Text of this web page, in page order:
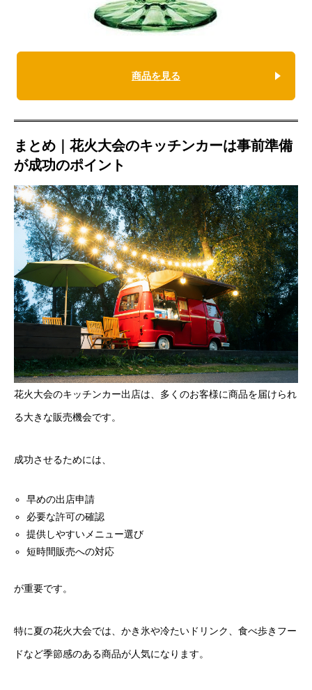
商品を見る
まとめ｜花火大会のキッチンカーは事前準備
が成功のポイント
花火大会のキッチンカー出店は、多くのお客様に商品を届けられ
る大きな販売機会です。
成功させるためには、
早めの出店申請
必要な許可の確認
提供しやすいメニュー選び
短時間販売への対応
が重要です。
特に夏の花火大会では、かき氷や冷たいドリンク、食べ歩きフー
ドなど季節感のある商品が人気になります。